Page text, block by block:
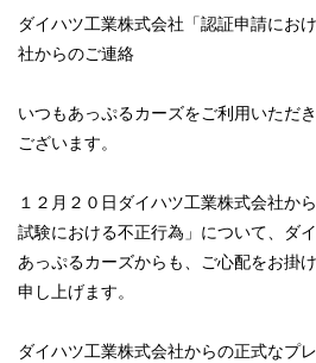
ダイハツ工業株式会社「認証申請にお
社からのご連絡
いつもあっぷるカーズをご利用いただ
ございます。
１２月２０日ダイハツ工業株式会社か
試験における不正行為」について、ダ
あっぷるカーズからも、ご心配をお掛
申し上げます。
ダイハツ工業株式会社からの正式なプ